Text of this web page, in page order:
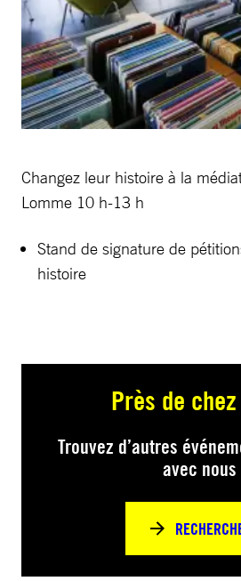
Changez leur histoire à la
Lomme 10 h-13 h
Stand de signature de
histoire
Près de
Trouvez d’autres
avec nous